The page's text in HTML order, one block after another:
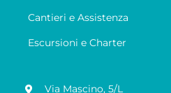
Cantieri e Assistenza
Escursioni e Charter
Via Mascino, 5/L